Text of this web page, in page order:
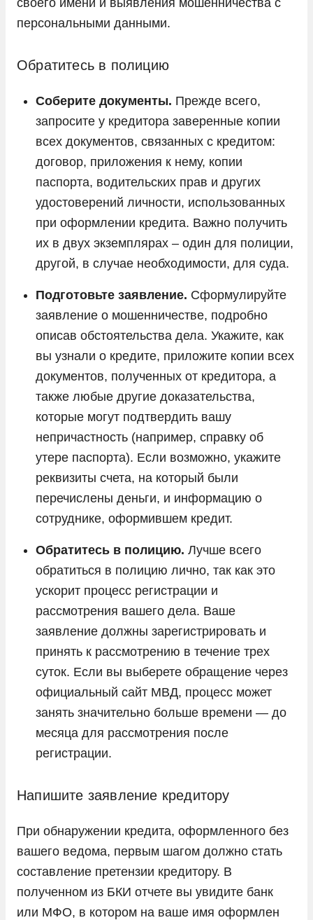
персональными данными.
Обратитесь в полицию
Соберите документы. Прежде всего,
запросите у кредитора заверенные копии
всех документов, связанных с кредитом:
договор, приложения к нему, копии
паспорта, водительских прав и других
удостоверений личности, использованных
при оформлении кредита. Важно получить
их в двух экземплярах – один для полиции,
другой, в случае необходимости, для суда.
Подготовьте заявление. Сформулируйте
заявление о мошенничестве, подробно
описав обстоятельства дела. Укажите, как
вы узнали о кредите, приложите копии всех
документов, полученных от кредитора, а
также любые другие доказательства,
которые могут подтвердить вашу
непричастность (например, справку об
утере паспорта). Если возможно, укажите
реквизиты счета, на который были
перечислены деньги, и информацию о
сотруднике, оформившем кредит.
Обратитесь в полицию. Лучше всего
обратиться в полицию лично, так как это
ускорит процесс регистрации и
рассмотрения вашего дела. Ваше
заявление должны зарегистрировать и
принять к рассмотрению в течение трех
суток. Если вы выберете обращение через
официальный сайт МВД, процесс может
занять значительно больше времени — до
месяца для рассмотрения после
регистрации.
Напишите заявление кредитору
При обнаружении кредита, оформленного без
вашего ведома, первым шагом должно стать
составление претензии кредитору. В
полученном из БКИ отчете вы увидите банк
или МФО, в котором на ваше имя оформлен